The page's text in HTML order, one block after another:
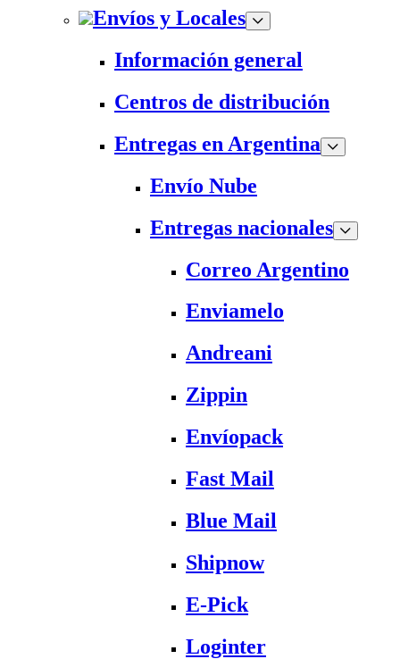
Envíos y Locales
Información general
Centros de distribución
Entregas en Argentina
Envío Nube
Entregas nacionales
Correo Argentino
Enviamelo
Andreani
Zippin
Envíopack
Fast Mail
Blue Mail
Shipnow
E-Pick
Loginter